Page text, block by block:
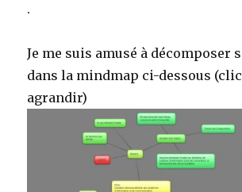
.
Je me suis amusé à décomposer
dans la mindmap ci-dessous
agrandir)